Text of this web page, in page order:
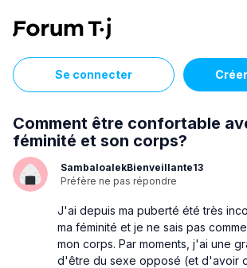
Se connecter
Comment être confortable
féminité et son corps?
SambaloalekBienveillante13
Préfère ne pas répondre
J'ai depuis ma puberté été très
ma féminité et je ne sais pas
mon corps. Par moments, j'ai une
d'être du sexe opposé (et d'avoir